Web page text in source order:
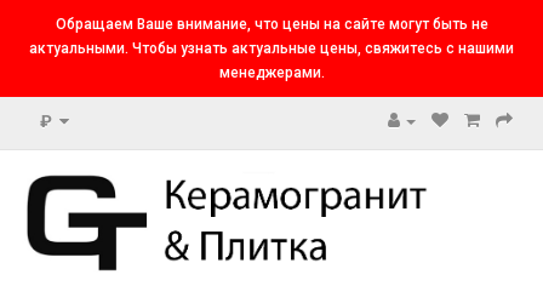
Обращаем Ваше внимание, что цены на сайте могут быть не
актуальными. Чтобы узнать актуальные цены, свяжитесь с нашими
менеджерами.
₽